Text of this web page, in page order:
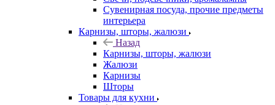
Сувенирная посуда, прочие предметы
интерьера
Карнизы, шторы, жалюзи
Назад
Карнизы, шторы, жалюзи
Жалюзи
Карнизы
Шторы
Товары для кухни